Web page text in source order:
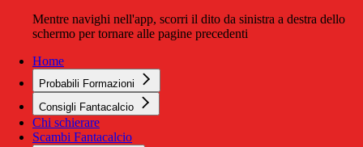
Mentre navighi nell'app, scorri il dito da sinistra a destra dello
schermo per tornare alle pagine precedenti
Home
Probabili Formazioni
Consigli Fantacalcio
Chi schierare
Scambi Fantacalcio